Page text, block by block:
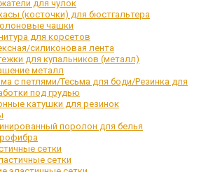
для чулок
(косточки) для бюстгальтера
чашки
для корсетов
силиконовая лента
для купальников (металл)
металл
с петлями/Тесьма для боди/Резинка для
под грудью
катушки для резинок
поролон для белья
сетки
сетки